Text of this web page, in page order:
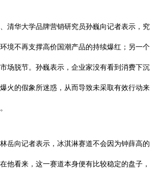
清华大学品牌营销研究员孙巍向记者表示，究
境不再支撑高价国潮产品的持续爆红；另一个
场脱节。孙巍表示，企业家没有看到消费下沉
火的假象所迷惑，从而导致未采取有效行动来
岳向记者表示，冰淇淋赛道不会因为钟薛高的
他看来，这一赛道本身便有比较稳定的盘子，